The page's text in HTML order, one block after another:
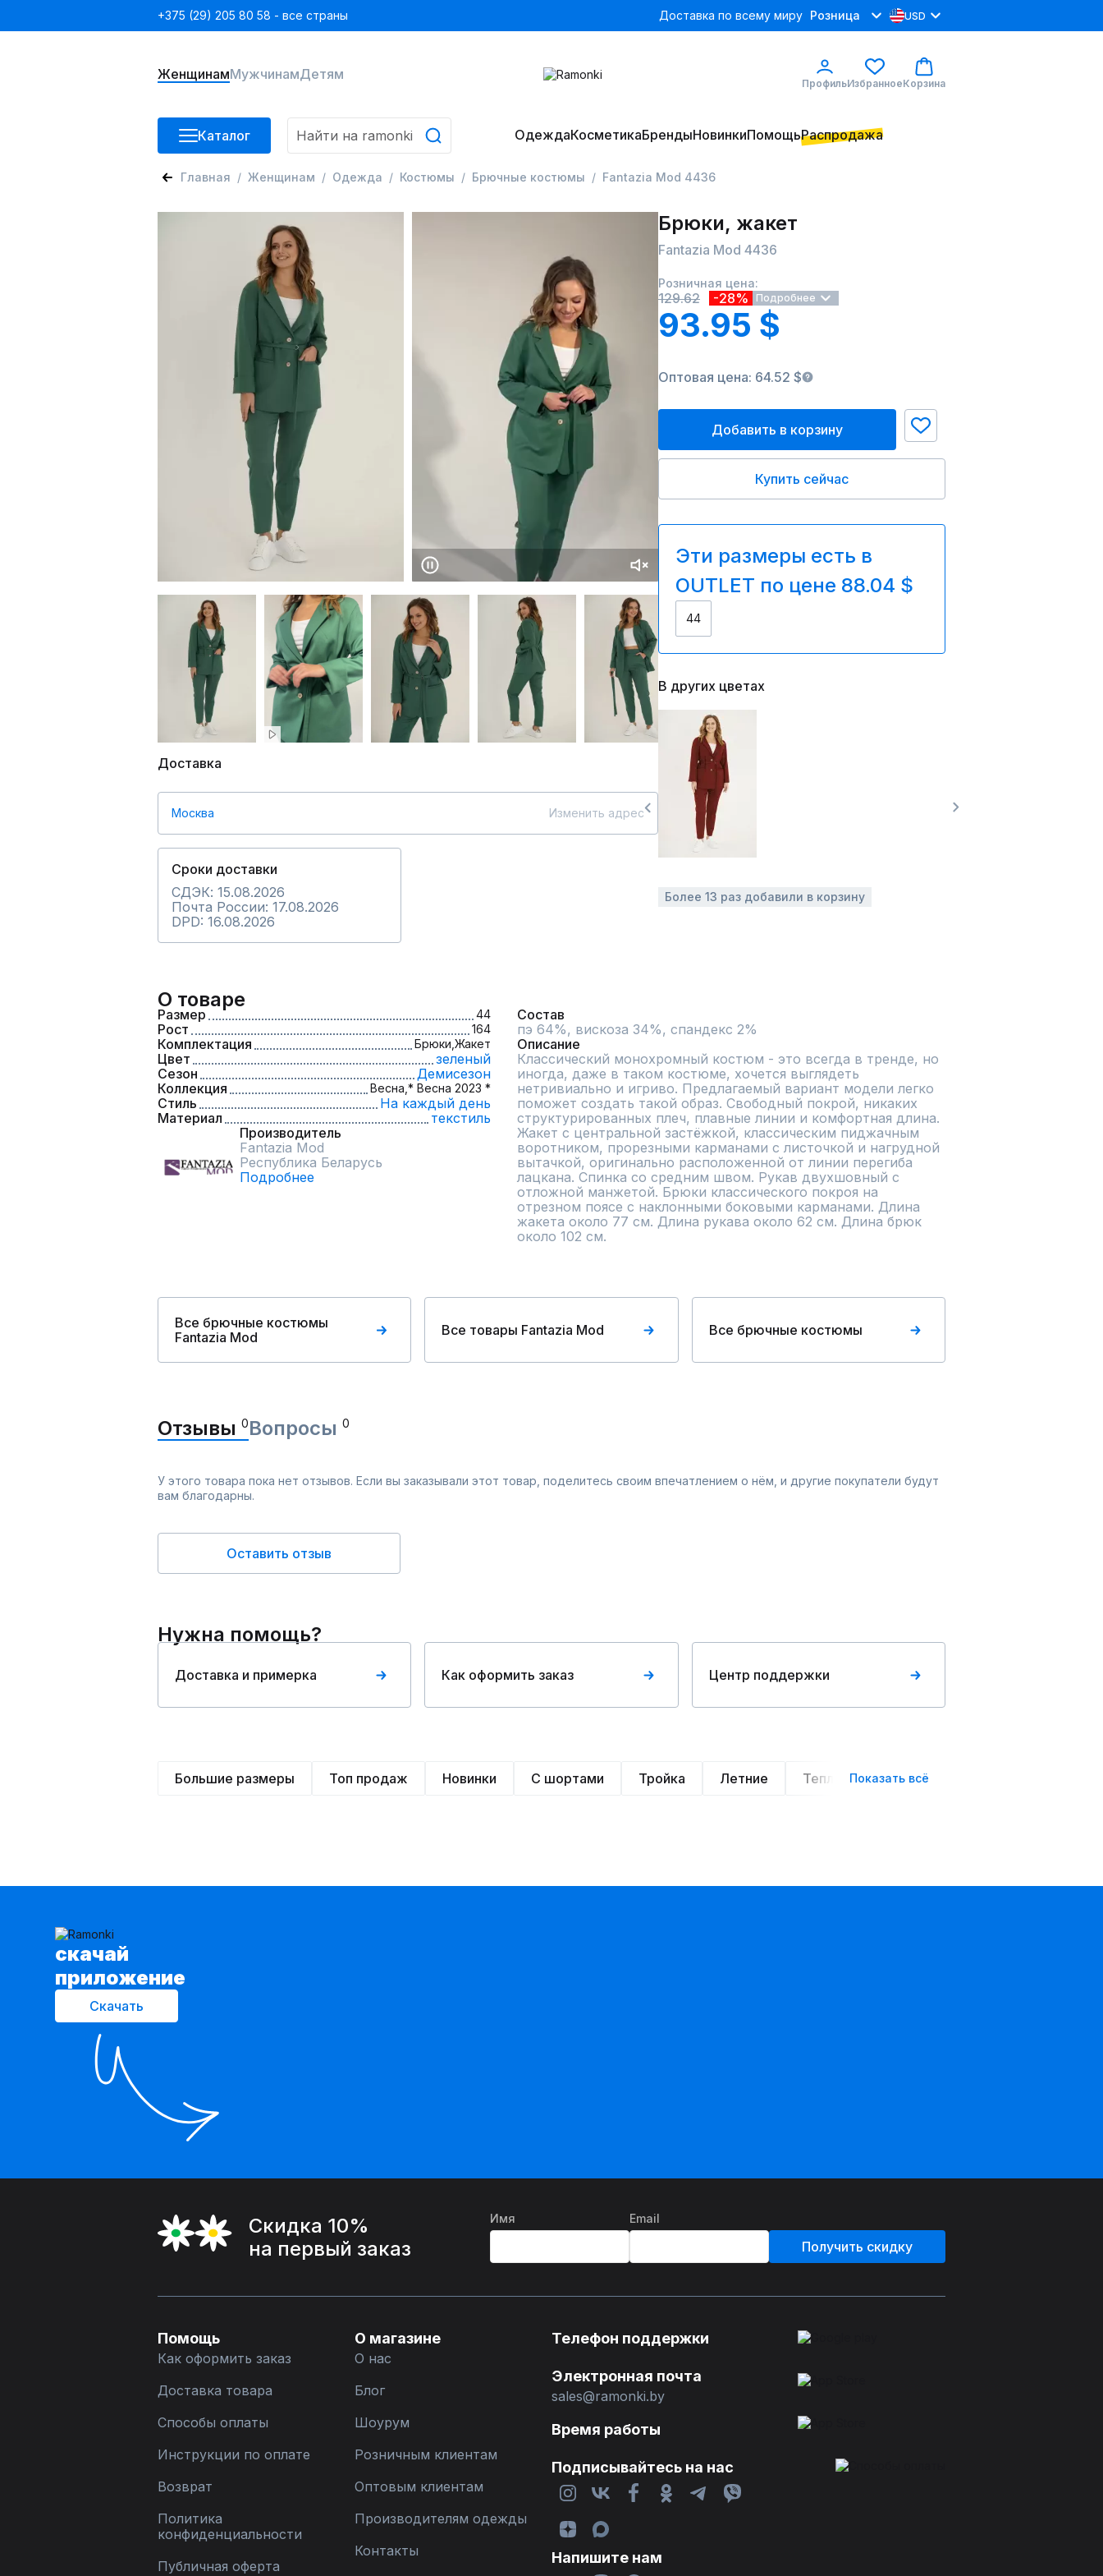
+375 (29) 205 80 58 - все страны Доставка по всему миру Розница USD
ЖенщинамМужчинамДетям
ПрофильИзбранноеКорзина
Каталог ОдеждаКосметикаБрендыНовинкиПомощьРаспродажа
Главная Женщинам Одежда Костюмы Брючные костюмы Fantazia Mod 4436
Доставка
Москва Изменить адрес
Сроки доставки
СДЭК: 15.08.2026
Почта России: 17.08.2026
DPD: 16.08.2026
Брюки, жакет
Fantazia Mod 4436
Розничная цена:
129.62 -28% Подробнее
93.95 $
Оптовая цена: 64.52 $
Добавить в корзину
Купить сейчас
Эти размеры есть в
OUTLET по цене 88.04 $
44
В других цветах
Более 13 раз добавили в корзину
О товаре
Размер 44
Рост 164
Комплектация Брюки, Жакет
Цвет
зеленый
Сезон
Демисезон
Коллекция
Весна, * Весна 2023 *
Стиль
На каждый день
Материал
текстиль
Производитель
Fantazia Mod
Республика Беларусь
Подробнее
Состав
пэ 64%, вискоза 34%, спандекс 2%
Описание
Классический монохромный костюм - это всегда в тренде, но
иногда, даже в таком костюме, хочется выглядеть
нетривиально и игриво. Предлагаемый вариант модели легко
поможет создать такой образ. Свободный покрой, никаких
структурированных плеч, плавные линии и комфортная длина.
Жакет с центральной застёжкой, классическим пиджачным
воротником, прорезными карманами с листочкой и нагрудной
вытачкой, оригинально расположенной от линии перегиба
лацкана. Спинка со средним швом. Рукав двухшовный с
отложной манжетой. Брюки классического покроя на
отрезном поясе с наклонными боковыми карманами. Длина
жакета около 77 см. Длина рукава около 62 см. Длина брюк
около 102 см.
Все брючные костюмы
Fantazia Mod
Все товары Fantazia Mod Все брючные костюмы
Отзывы 0Вопросы 0
У этого товара пока нет отзывов. Если вы заказывали этот товар, поделитесь своим впечатлением о нём, и другие покупатели будут
вам благодарны.
Оставить отзыв
Нужна помощь?
Доставка и примерка Как оформить заказ Центр поддержки
Большие размеры Топ продаж Новинки С шортами Тройка Летние Теплые Легкие
Показать всё
cкачай
приложение
Скачать
Скидка 10%
на первый заказ
Имя Email
Получить скидку
Помощь
Как оформить заказ
Доставка товара
Способы оплаты
Инструкции по оплате
Возврат
Политика
конфиденциальности
Публичная оферта
О магазине
О нас
Блог
Шоурум
Розничным клиентам
Оптовым клиентам
Производителям одежды
Контакты
Телефон поддержки
Электронная почта
sales@ramonki.by
Время работы
Подписывайтесь на нас
Напишите нам